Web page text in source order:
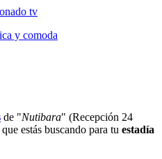
de "Nutibara" (Recepción 24
estás buscando para tu estadía